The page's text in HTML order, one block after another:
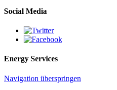
Social Media
Energy Services
Navigation überspringen